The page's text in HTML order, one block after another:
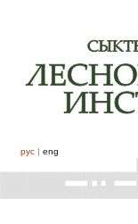
рус | eng